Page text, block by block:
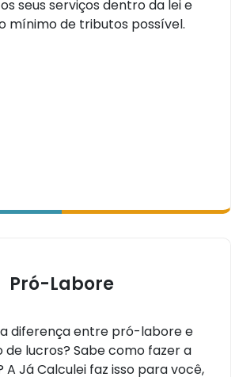
seus serviços dentro da lei e
mínimo de tributos possível.
Pró-Labore
diferença entre pró-labore e
de lucros? Sabe como fazer a
A Já Calculei faz isso para você,